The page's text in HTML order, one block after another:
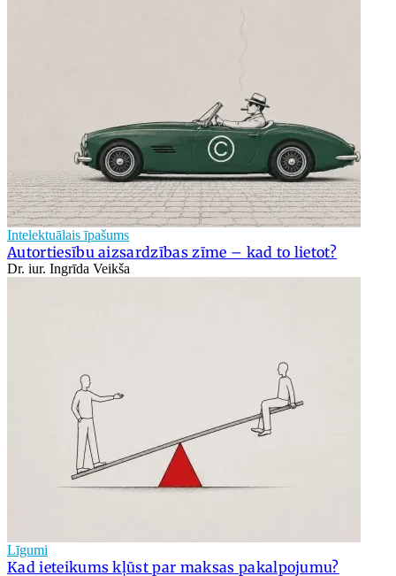
Intelektuālais īpašums
Autortiesību aizsardzības zīme – kad to lietot?
Dr. iur. Ingrīda Veikša
Līgumi
Kad ieteikums kļūst par maksas pakalpojumu?